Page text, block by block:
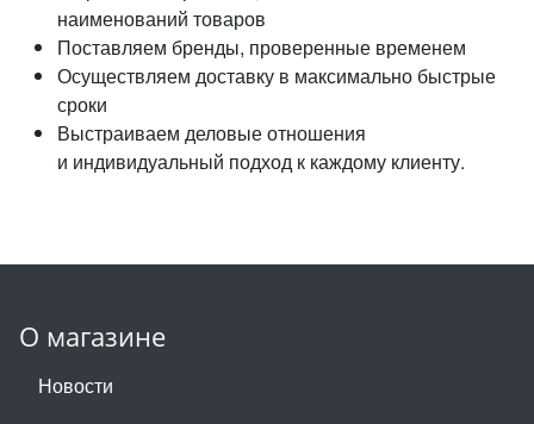
наименований товаров
Поставляем бренды, проверенные временем
Осуществляем доставку в максимально быстрые
сроки
Выстраиваем деловые отношения
и индивидуальный подход к каждому клиенту.
О магазине
Новости